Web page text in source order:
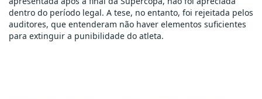
dentro do período legal. A tese, no entanto, foi rejeitada pelos
auditores, que entenderam não haver elementos suficientes
para extinguir a punibilidade do atleta.